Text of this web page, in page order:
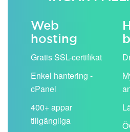
Web
hosting
Gratis SSL-certifikat
Enkel hantering -
cPanel
400+ appar
tillgängliga